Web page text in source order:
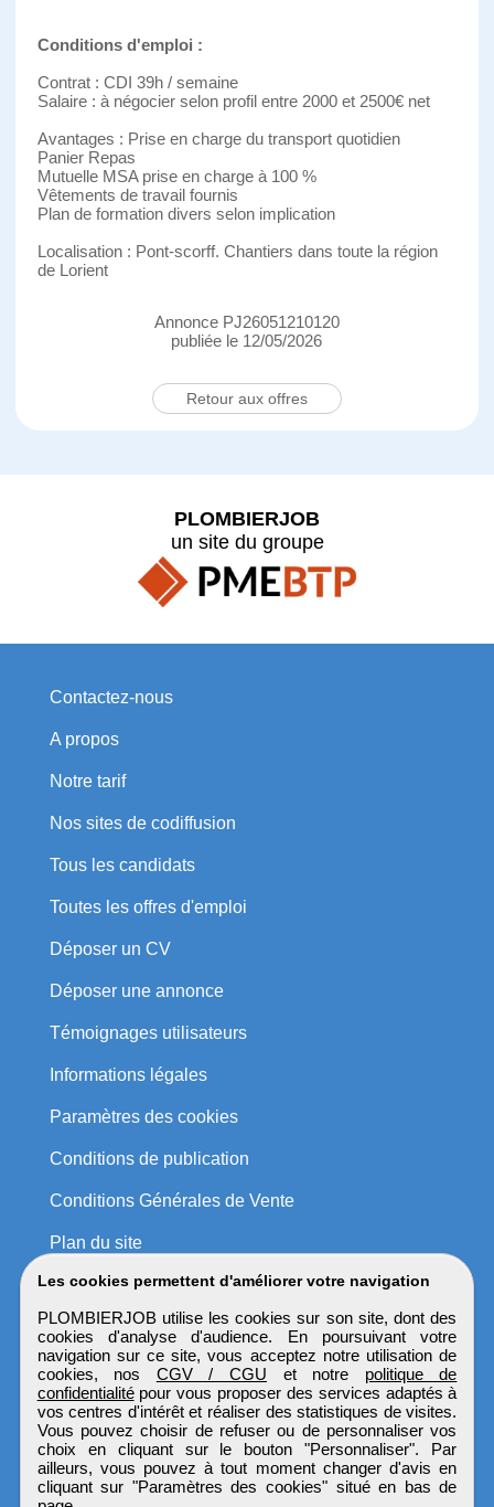
Conditions d'emploi :
Contrat : CDI 39h / semaine
Salaire : à négocier selon profil entre 2000 et 2500€ net
Avantages : Prise en charge du transport quotidien
Panier Repas
Mutuelle MSA prise en charge à 100 %
Vêtements de travail fournis
Plan de formation divers selon implication
Localisation : Pont-scorff. Chantiers dans toute la région
de Lorient
Annonce PJ26051210120
publiée le 12/05/2026
Retour aux offres
Les cookies permettent d'améliorer votre navigation
PLOMBIERJOB utilise les cookies sur son site, dont des
cookies d'analyse d'audience. En poursuivant votre
navigation sur ce site, vous acceptez notre utilisation de
cookies, nos CGV / CGU et notre politique de
confidentialitépour vous proposer des services adaptés à
vos centres d'intérêt et réaliser des statistiques de visites.
Vous pouvez choisir de refuser ou de personnaliser vos
choix en cliquant sur le bouton "Personnaliser". Par
ailleurs, vous pouvez à tout moment changer d'avis en
cliquant sur "Paramètres des cookies" situé en bas de
PLOMBIERJOB
un site du groupe
Contactez-nous
A propos
Notre tarif
Nos sites de codiffusion
Tous les candidats
Toutes les offres d'emploi
Déposer un CV
Déposer une annonce
Témoignages utilisateurs
Informations légales
Paramètres des cookies
Conditions de publication
Conditions Générales de Vente
Plan du site